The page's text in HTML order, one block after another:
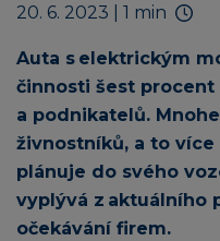
20. 6. 2023 | 1 min
Auta s elektrickým
činnosti šest
a podnikatelů.
živnostníků, a to více
plánuje do svého
vyplývá z aktuálního
očekávání firem.